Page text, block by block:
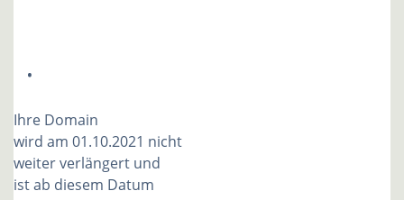
Ihre Domain
wird am 01.10.2021 nicht
weiter verlängert und
ist ab diesem Datum